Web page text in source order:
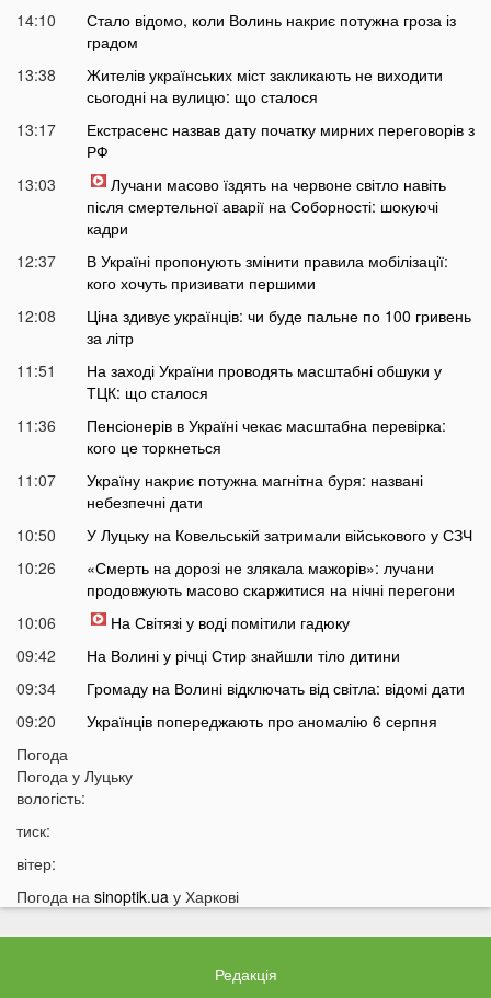
14:10
Стало відомо, коли Волинь накриє потужна гроза із
градом
13:38
Жителів українських міст закликають не виходити
сьогодні на вулицю: що сталося
13:17
Екстрасенс назвав дату початку мирних переговорів з
РФ
13:03
Лучани масово їздять на червоне світло навіть
після смертельної аварії на Соборності: шокуючі
кадри
12:37
В Україні пропонують змінити правила мобілізації:
кого хочуть призивати першими
12:08
Ціна здивує українців: чи буде пальне по 100 гривень
за літр
11:51
На заході України проводять масштабні обшуки у
ТЦК: що сталося
11:36
Пенсіонерів в Україні чекає масштабна перевірка:
кого це торкнеться
11:07
Україну накриє потужна магнітна буря: названі
небезпечні дати
10:50
У Луцьку на Ковельській затримали військового у СЗЧ
10:26
«Смерть на дорозі не злякала мажорів»: лучани
продовжують масово скаржитися на нічні перегони
10:06
На Світязі у воді помітили гадюку
09:42
На Волині у річці Стир знайшли тіло дитини
09:34
Громаду на Волині відключать від світла: відомі дати
09:20
Українців попереджають про аномалію 6 серпня
09:05
вважався зниклим безвісти
21:32
20:21
Ці продукти потрібно викинути через 48 годин: вони
можуть бути небезпечними
кого це стосується
Погода
Погода у Луцьку
вологість:
тиск:
вітер:
Погода на sinoptik.ua у Харкові
Редакція